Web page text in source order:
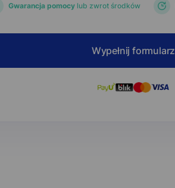
Gwarancja pomocylub zwrot środków
Wypełnij formularz